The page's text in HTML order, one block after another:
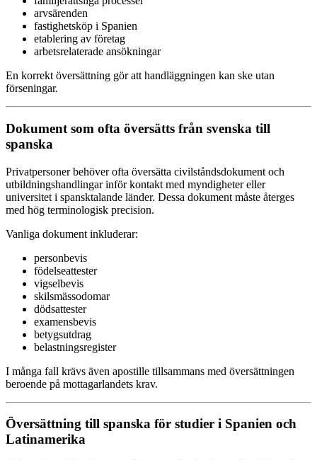
arvsärenden
fastighetsköp i Spanien
etablering av företag
arbetsrelaterade ansökningar
En korrekt översättning gör att handläggningen kan ske utan
förseningar.
Dokument som ofta översätts från svenska till
spanska
Privatpersoner behöver ofta översätta civilståndsdokument och
utbildningshandlingar inför kontakt med myndigheter eller
universitet i spansktalande länder. Dessa dokument måste återges
med hög terminologisk precision.
Vanliga dokument inkluderar:
personbevis
födelseattester
vigselbevis
skilsmässodomar
dödsattester
examensbevis
betygsutdrag
belastningsregister
I många fall krävs även apostille tillsammans med översättningen
beroende på mottagarlandets krav.
Översättning till spanska för studier i Spanien och
Latinamerika